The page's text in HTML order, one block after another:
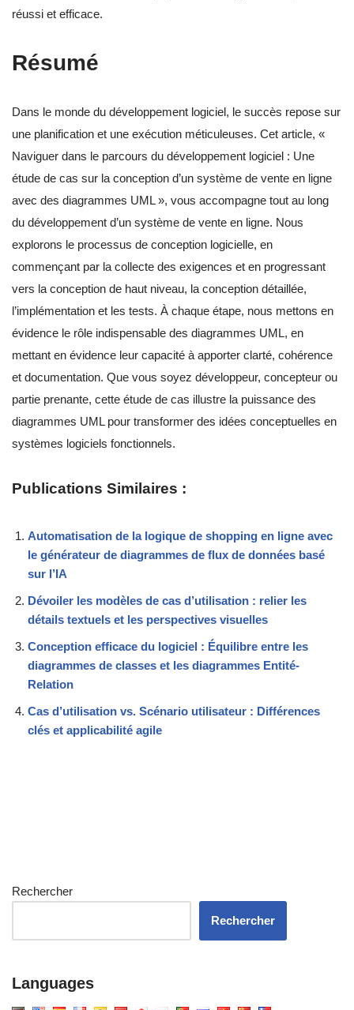
réussi et efficace.
Résumé
Dans le monde du développement logiciel, le succès repose sur
une planification et une exécution méticuleuses. Cet article, «
Naviguer dans le parcours du développement logiciel : Une
étude de cas sur la conception d’un système de vente en ligne
avec des diagrammes UML », vous accompagne tout au long
du développement d’un système de vente en ligne. Nous
explorons le processus de conception logicielle, en
commençant par la collecte des exigences et en progressant
vers la conception de haut niveau, la conception détaillée,
l’implémentation et les tests. À chaque étape, nous mettons en
évidence le rôle indispensable des diagrammes UML, en
mettant en évidence leur capacité à apporter clarté, cohérence
et documentation. Que vous soyez développeur, concepteur ou
partie prenante, cette étude de cas illustre la puissance des
diagrammes UML pour transformer des idées conceptuelles en
systèmes logiciels fonctionnels.
Publications Similaires :
Automatisation de la logique de shopping en ligne avec
le générateur de diagrammes de flux de données basé
sur l’IA
Dévoiler les modèles de cas d’utilisation : relier les
détails textuels et les perspectives visuelles
Conception efficace du logiciel : Équilibre entre les
diagrammes de classes et les diagrammes Entité-
Relation
Cas d’utilisation vs. Scénario utilisateur : Différences
clés et applicabilité agile
Rechercher
Rechercher
Languages